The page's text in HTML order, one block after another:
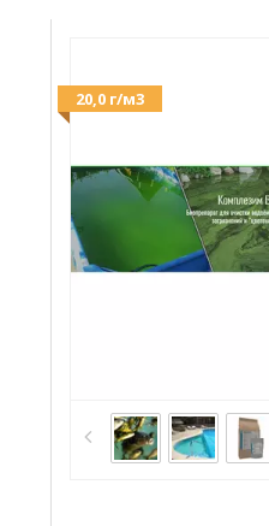
20,0 г/м3